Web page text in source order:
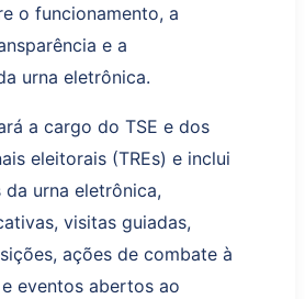
o funcionamento, a
e a
urna eletrônica.
a cargo do TSE e dos
eleitorais (TREs) e inclui
urna eletrônica,
visitas guiadas,
ações de combate à
eventos abertos ao